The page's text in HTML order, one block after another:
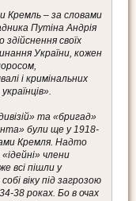
Кремль – за словами
Путіна Андрія
своїх
України, кожен
і кримінальних
та «бригад»
були ще у 1918-
Кремля. Надто
члени
всі пішли у
віку під загрозою
38 роках. Бо в очах